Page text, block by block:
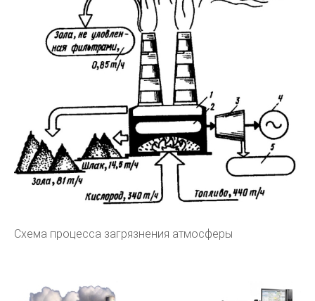
Схема процесса загрязнения атмосферы